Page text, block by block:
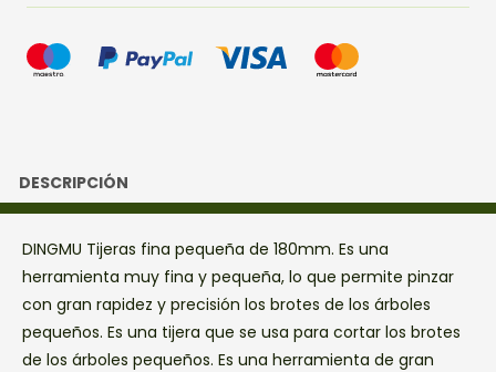
DESCRIPCIÓN
DINGMU Tijeras fina pequeña de 180mm. Es una
herramienta muy fina y pequeña, lo que permite pinzar
con gran rapidez y precisión los brotes de los árboles
pequeños. Es una tijera que se usa para cortar los brotes
de los árboles pequeños. Es una herramienta de gran